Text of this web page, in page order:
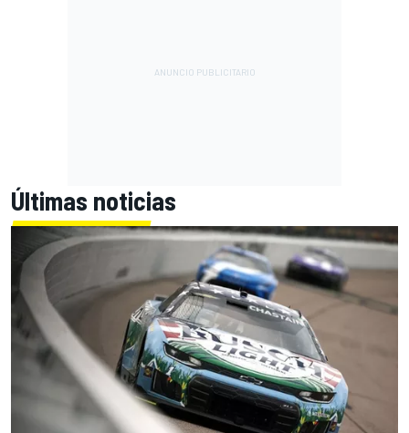
Últimas noticias